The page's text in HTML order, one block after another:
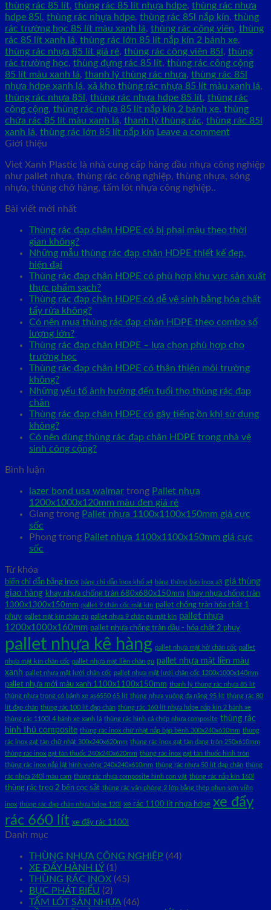
thùng rác 85 lít, thùng rác 85 lít nhựa hdpe, thùng rác nhựa
hdpe 85l , thùng rác nhựa hdpe, thùng rác 85l nắp kín, thùng
rác trường học 85 lít màu xanh lá, thùng rác công viên, thùng
rác 85 lít xanh lá, thùng rác lớn 85 lít nắp kín 2 bánh xe,
thùng rác nhựa 85 lít giá rẻ, thùng rác công viên 85l , thùng
rác trường học, thùng đựng rác 85 lít, thùng rác công cộng
85 lít màu xanh lá, thanh lý thùng rác nhựa, thùng rác 85l
nhựa hdpe xanh lá, xả kho thùng rác nhựa 85 lít màu xanh lá,
thùng rác nhựa 85l , thùng rác nhựa hdpe 85 lít, thùng rác
công cộng, thùng rác nhựa 85 lít nắp kín 2 bánh xe, thùng
chứa rác 85 lít màu xanh lá, thanh lý thùng rác, thùng rác 85l
xanh lá, thùng rác lớn 85 lít nắp kín Leave a comment
Giới thiệu
Viet Xanh Plastic là nhà cung cấp hàng đầu nhựa công nghiệp
như pallet nhựa, thùng rác công nghiệp, thùng nhựa, sóng
nhựa, thùng chở hàng, tấm lót nhựa công nghiệp..
Bài viết mới nhất
Thùng rác đạp chân HDPE có bị phai màu theo thời
gian không?
Những mẫu thùng rác đạp chân HDPE thiết kế đẹp,
hiện đại
Thùng rác đạp chân HDPE có phù hợp khu vực sản xuất
thực phẩm sạch?
Thùng rác đạp chân HDPE có dễ vệ sinh bằng hóa chất
tẩy rửa không?
Có nên mua thùng rác đạp chân HDPE theo combo số
lượng lớn?
Thùng rác đạp chân HDPE – lựa chọn phù hợp cho
trường học
Thùng rác đạp chân HDPE có thân thiện môi trường
không?
Những yếu tố ảnh hưởng đến tuổi thọ thùng rác đạp
chân
Thùng rác đạp chân HDPE có gây tiếng ồn khi sử dụng
không?
Có nên dùng thùng rác đạp chân HDPE trong nhà vệ
sinh công cộng?
Bình luận
lazer bond usa walmar trong Pallet nhựa
1200x1000x120mm màu đen giá rẻ
Giang trong Pallet nhựa 1100x1100x150mm giá cực
sốc
Phong trong Pallet nhựa 1100x1100x150mm giá cực
sốc
Từ khóa
biển chỉ dẫn bằng inox bảng chỉ dẫn inox khổ a4 bảng thông báo inox a3 giá thùng
giao hàng khay nhựa chống tràn 680x680x150mm khay nhựa chống tràn
1300x1300x150mm pallet 9 chân cốc mặt kín pallet chống tràn hóa chất 1
phuy pallet mặt kín chân gù pallet nhựa 9 chân gù mặt kín pallet nhựa
1200x1000x160mm pallet nhựa chống tràn dầu - hóa chất 2 phuy
pallet nhựa kê hàng pallet nhựa mặt hở chân cốc pallet
nhựa mặt kín chân cốc pallet nhựa mặt liền chân gù pallet nhựa mặt liền màu
xanh pallet nhựa mặt lưới chân cốc pallet nhựa mặt lưới chân cốc 1200x1000x140mm
pallet nhựa mới màu xanh 1100x1100x150mm thanh lý thùng rác nhựa 85 lít
thùng nhựa trong có bánh xe as6550 65 lít thùng nhựa vuông đa năng 95 lít thùng rác 80
lít đạp chân thùng rác 100 lít đạp chân thùng rác 160 lít nhựa hdpe nắp kín 2 bánh xe
thùng rác 1100l 4 bánh xe xanh lá thùng rác hình cá chép nhựa composite thùng rác
hình thú composite thùng rác inox chữ nhật nắp bập bênh 300x240x610mm thùng
rác inox gạt tàn chữ nhật 300x240x620mm thùng rác inox gạt tàn dạng tròn 250x610mm
thùng rác inox gạt tàn thuốc 240x240x620mm thùng rác inox gạt tàn thuốc hình tròn
thùng rác inox nắp lật hình vuông 240x240x610mm thùng rác nhựa 50 lít đạp chân thùng
rác nhựa 240l màu cam thùng rác nhựa composite hình con vật thùng rác nắp kín 160l
thùng rác treo 2 bên cọc sắt thùng rác văn phòng 2 lớp bằng thép phun sơn viền
inox thùng rác đạp chân nhựa hdpe 120l xe rác 1100 lít nhựa hdpe xe đẩy
rác 660 lít xe đẩy rác 1100l
Danh mục
THÙNG NHỰA CÔNG NGHIỆP (44)
XE ĐẨY HÀNH LÝ(1)
THÙNG RÁC INOX (45)
BỤC PHÁT BIỂU (2)
TẤM LÓT SÀN NHỰA(46)